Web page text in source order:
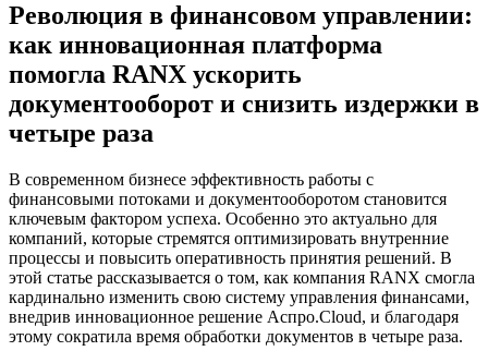
Революция в финансовом управлении:
как инновационная платформа
помогла RANX ускорить
документооборот и снизить издержки в
четыре раза
В современном бизнесе эффективность работы с
финансовыми потоками и документооборотом становится
ключевым фактором успеха. Особенно это актуально для
компаний, которые стремятся оптимизировать внутренние
процессы и повысить оперативность принятия решений. В
этой статье рассказывается о том, как компания RANX смогла
кардинально изменить свою систему управления финансами,
внедрив инновационное решение Аспро.Cloud, и благодаря
этому сократила время обработки документов в четыре раза.